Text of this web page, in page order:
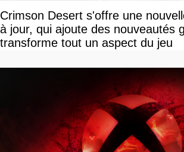
Crimson Desert s'offre une
à jour, qui ajoute des nouveautés
transforme tout un aspect du jeu